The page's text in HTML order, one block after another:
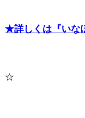
★詳しくは『いな
☆